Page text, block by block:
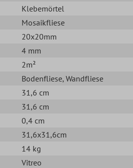
Klebemörtel
Mosaikfliese
20x20mm
4 mm
2m²
Bodenfliese, Wandfliese
31,6 cm
31,6 cm
0,4 cm
31,6x31,6cm
14 kg
Vitreo